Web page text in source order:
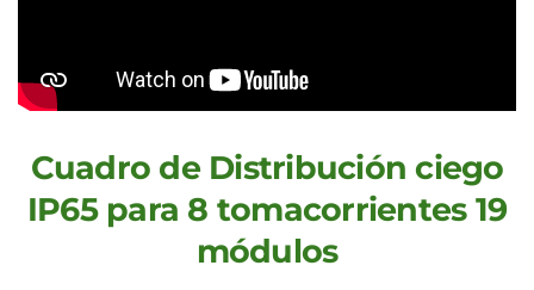
Cuadro de Distribución ciego
IP65 para 8 tomacorrientes 19
módulos